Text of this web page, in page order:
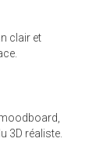
clair et
3D réaliste.